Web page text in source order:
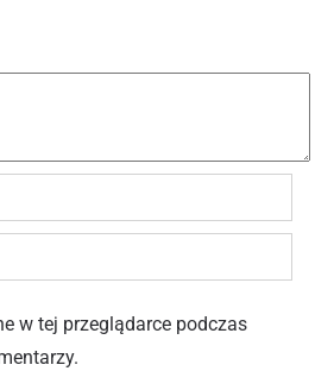
w tej przeglądarce podczas